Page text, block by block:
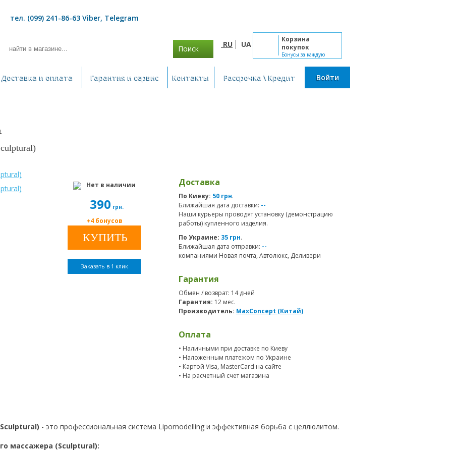
тел. (099) 241-86-63 Viber, Telegram
Поиск RU UA
Корзина
покупок
Бонусы за каждую
покупку
Доставка и оплата Гарантия и сервис Контакты Рассрочка \ Кредит Войти
Нет в наличии
390 грн.
+4 бонусов
Заказать в 1 клик
Доставка
По Киеву: 50 грн.
Ближайшая дата доставки: --
Наши курьеры проводят установку (демонстрацию
работы) купленного изделия.
По Украине: 35 грн.
Ближайшая дата отправки: --
компаниями Новая почта, Автолюкс, Деливери
Гарантия
Обмен / возврат: 14 дней
Гарантия: 12 мес.
Производитель: MaxConcept (Китай)
Оплата
• Наличными при доставке по Киеву
• Наложенным платежом по Украине
• Картой Visa, MasterCard на сайте
• На расчетный счет магазина
- это профессиональная система Lipomodelling и эффективная борьба с целлюлитом.
массажера (Sculptural):